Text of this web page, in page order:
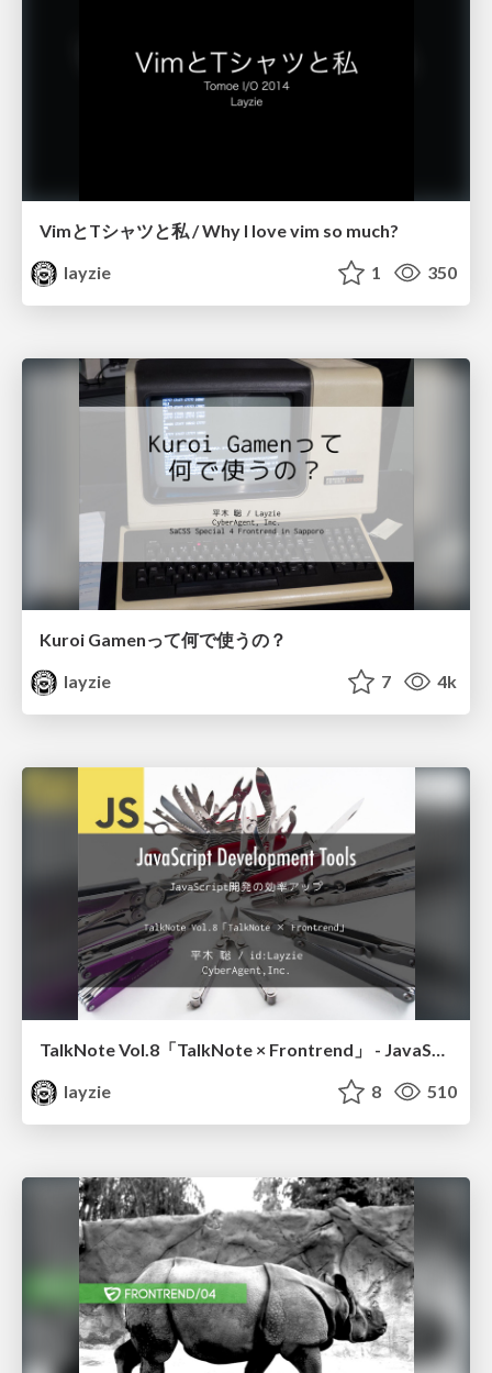
VimとTシャツと私 / Why I love vim so much?
layzie
1 350
Kuroi Gamenって何で使うの？
layzie
7 4k
TalkNote Vol.8「TalkNote × Frontrend」 - JavaScript開発の効率アップ -
layzie
8 510